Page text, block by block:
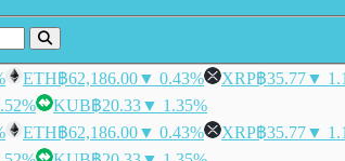
ETH฿62,186.00▼ 0.43% XRP฿35.77▼
KUB฿20.33▼ 1.35%
ETH฿62,186.00▼ 0.43% XRP฿35.77▼